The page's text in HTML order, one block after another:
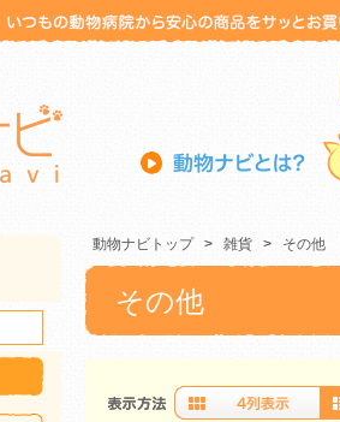
動物ナビトップ > 雑貨 > その他
その他